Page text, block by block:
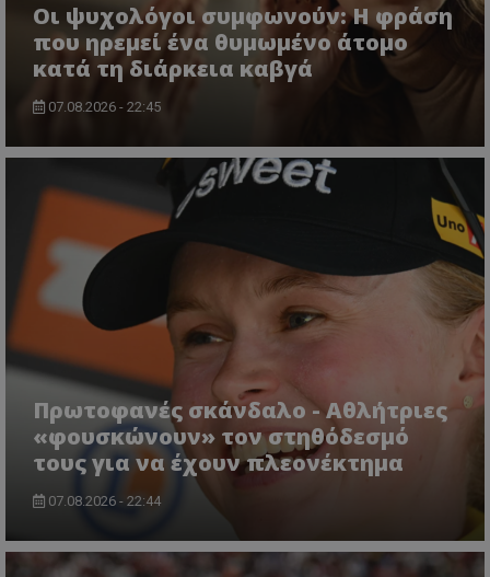
Οι ψυχολόγοι συμφωνούν: Η φράση
που ηρεμεί ένα θυμωμένο άτομο
κατά τη διάρκεια καβγά
07.08.2026 - 22:45
Πρωτοφανές σκάνδαλο - Aθλήτριες
«φουσκώνουν» τον στηθόδεσμό
τους για να έχουν πλεονέκτημα
07.08.2026 - 22:44